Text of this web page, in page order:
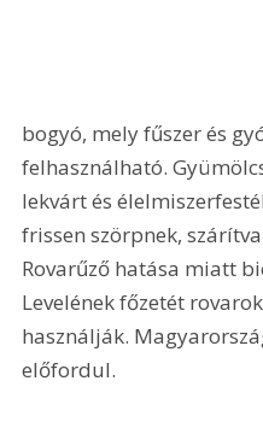
bogyó, mely fűszer és
felhasználható.
lekvárt és
frissen szörpnek,
Rovarűző hatása miatt
Levelének főzetét
használják.
előfordul.